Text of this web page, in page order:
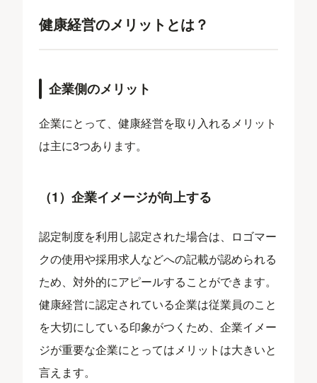
健康経営のメリットとは？
企業側のメリット
企業にとって、健康経営を取り入れるメリット
は主に3つあります。
（1）企業イメージが向上する
認定制度を利用し認定された場合は、ロゴマー
クの使用や採用求人などへの記載が認められる
ため、対外的にアピールすることができます。
健康経営に認定されている企業は従業員のこと
を大切にしている印象がつくため、企業イメー
ジが重要な企業にとってはメリットは大きいと
言えます。